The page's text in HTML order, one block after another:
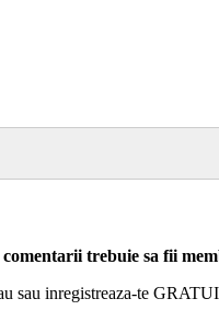
comentarii trebuie sa fii
sau inregistreaza-te